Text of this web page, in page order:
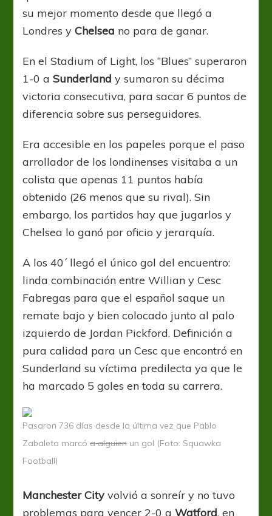
su mejor momento desde que llegó a
Londres yChelsea no para de ganar.
En el Stadium of Light, los “Blues” superaron
1-0 aSunderland y sumaron su décima
victoria consecutiva, para sacar 6 puntos de
diferencia sobre sus perseguidores.
Era accesible en los papeles porque el paso
arrollador de los londinenses visitaba a un
colista que apenas 11 puntos había
obtenido (26 menos que su rival). Sin
embargo, los partidos hay que jugarlos y
Chelsea lo ganó por oficio y jerarquía.
A los 40´ llegó el único gol del encuentro:
linda combinación entre Willian y Cesc
Fabregas para que el español saque un
remate bajo y bien colocado junto al palo
izquierdo de Jordan Pickford. Definición a
pura calidad para un Cesc que encontró en
Sunderland su víctima predilecta ya que le
ha marcado 5 goles en toda su carrera.
Pasaron 736 días desde la última vez que Pablo
Zabaleta marcóa alguienun gol (Foto: Squawka
Football)
Manchester City volvió a sonreír y no tuvo
problemas para vencer 2-0 aWatford, en